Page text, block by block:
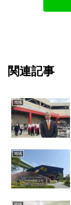
関連記事
地域
地域